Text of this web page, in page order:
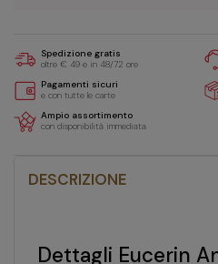
Spedizione gratis
oltre € 49 e in 48/72 ore
Pagamenti sicuri
e con tutte le carte
Ampio assortimento
con disponibilità immediata
DESCRIZIONE
Dettagli Eucerin